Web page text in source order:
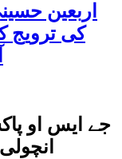
کی ترویج
جے ایس او